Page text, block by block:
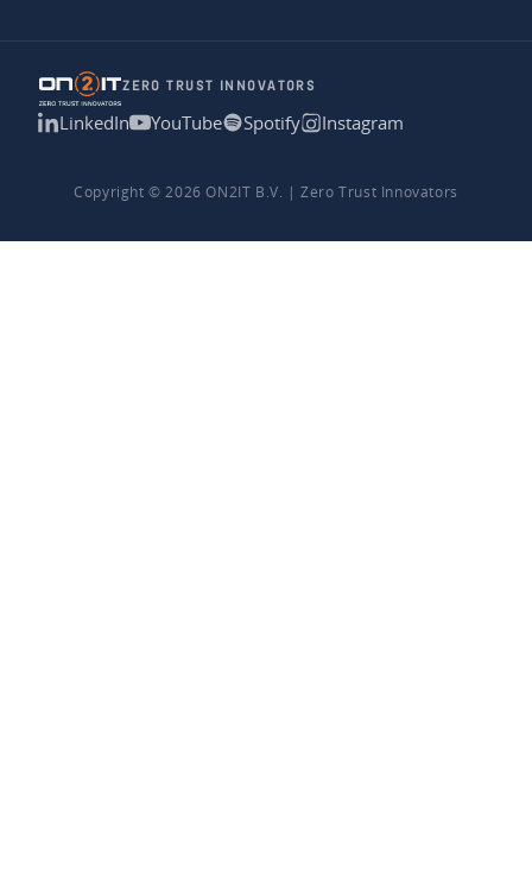
ZERO TRUST INNOVATORS
LinkedIn YouTube Spotify Instagram
Copyright © 2026 ON2IT B.V. | Zero Trust Innovators